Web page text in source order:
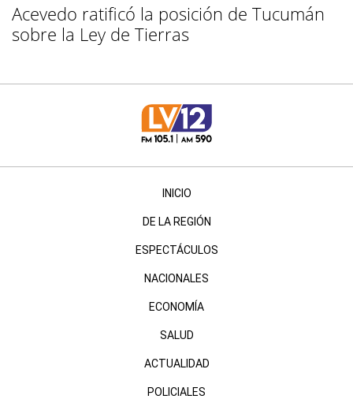
Acevedo ratificó la posición de Tucumán
sobre la Ley de Tierras
INICIO
DE LA REGIÓN
ESPECTÁCULOS
NACIONALES
ECONOMÍA
SALUD
ACTUALIDAD
POLICIALES